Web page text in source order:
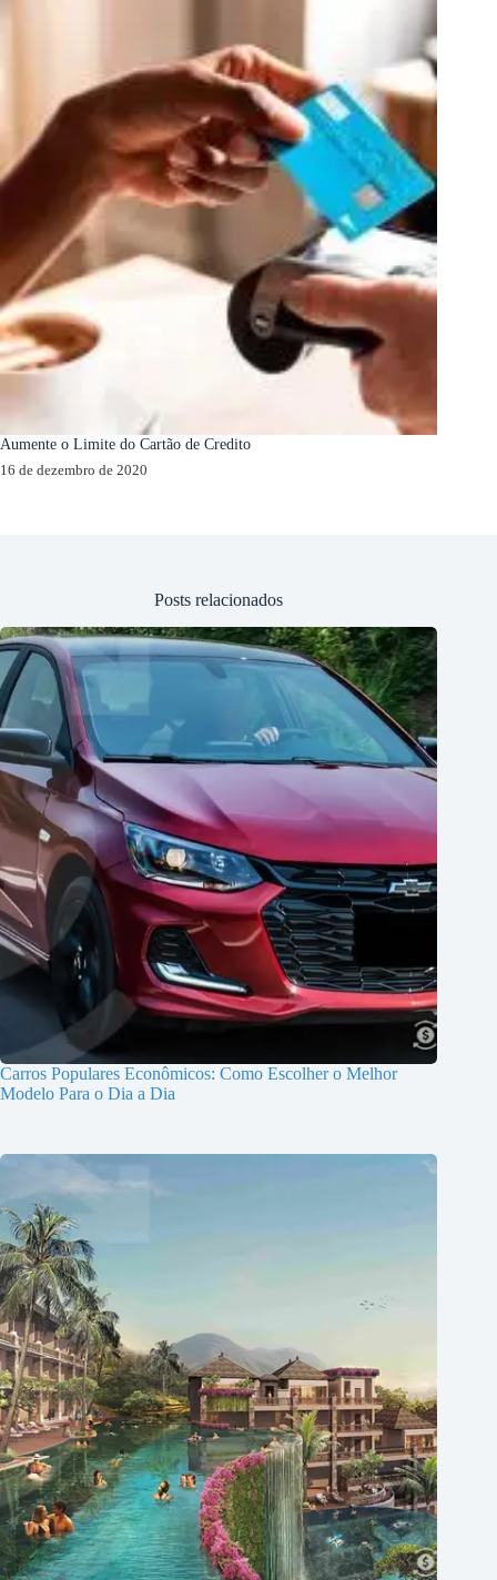
Aumente o Limite do Cartão de Credito
16 de dezembro de 2020
Posts relacionados
Carros Populares Econômicos: Como Escolher o Melhor
Modelo Para o Dia a Dia